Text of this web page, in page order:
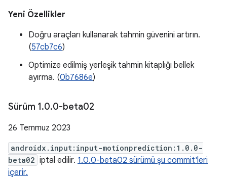
Yeni Özellikler
Doğru araçları kullanarak tahmin güvenini artırın.
(57cb7c6)
Optimize edilmiş yerleşik tahmin kitaplığı bellek
ayırma. (0b7686e)
Sürüm 1.0.0-beta02
26 Temmuz 2023
androidx.input:input-motionprediction:1.0.0-
beta02 iptal edilir. 1.0.0-beta02 sürümü şu commit'leri
içerir.